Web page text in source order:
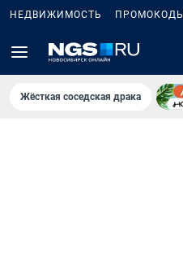
НЕДВИЖИМОСТЬ ПРОМОКОДЫ
Жёсткая соседская драка